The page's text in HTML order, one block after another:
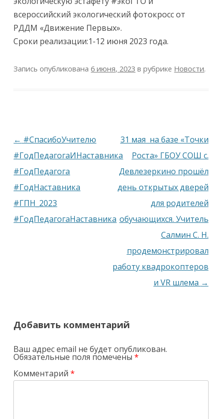
всероссийский экологический фотокросс от
РДДМ «Движение Первых».
Сроки реализации:1-12 июня 2023 года.
Запись опубликована6 июня, 2023 в рубрике Новости.
Навигация
по
записям
← #СпасибоУчителю
#ГодПедагогаИНаставника
#ГодПедагога
#ГодНаставника
#ГПН_2023
#ГодПедагогаНаставника
31 мая на базе «Точки
Роста» ГБОУ СОШ с.
Девлезеркино прошёл
день открытых дверей
для родителей
обучающихся. Учитель
Салмин С. Н.
продемонстрировал
работу квадрокоптеров
и VR шлема →
Добавить комментарий
Ваш адрес email не будет опубликован.
Обязательные поля помечены*
Комментарий*